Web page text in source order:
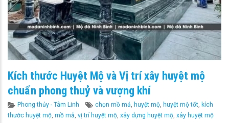
Kích thước Huyệt Mộ và Vị trí xây huyệt mộ
chuẩn phong thuỷ và vượng khí
Categories
Phong thủy - Tâm Linh Tags
chọn mồ mả, huyệt mộ, huyệt mộ tốt, kích
thước huyệt mộ, mồ mả, vị trí huyệt mộ, xây dựng huyệt mộ, xây huyệt mộ